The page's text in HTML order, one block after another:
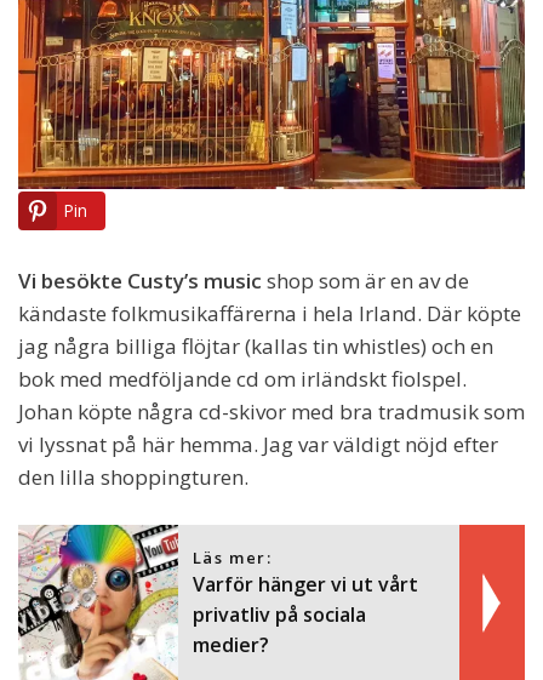
Pin
Vi besökte Custy’s music shop som är en av de
kändaste folkmusikaffärerna i hela Irland. Där köpte
jag några billiga flöjtar (kallas tin whistles) och en
bok med medföljande cd om irländskt fiolspel.
Johan köpte några cd-skivor med bra tradmusik som
vi lyssnat på här hemma. Jag var väldigt nöjd efter
den lilla shoppingturen.
Läs mer:
Varför hänger vi ut vårt
privatliv på sociala
medier?